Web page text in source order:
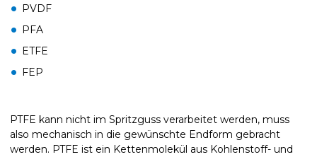
PVDF
PFA
ETFE
FEP
PTFE kann nicht im Spritzguss verarbeitet werden, muss
also mechanisch in die gewünschte Endform gebracht
werden. PTFE ist ein Kettenmolekül aus Kohlenstoff- und